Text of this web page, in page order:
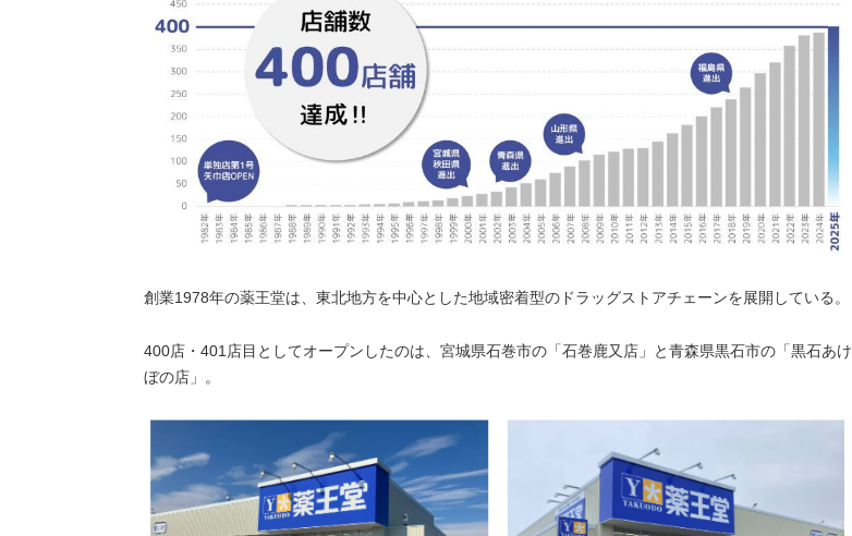
創業1978年の薬王堂は、東北地方を中心とした地域密着型のドラッグストアチェーンを展開している。
400店・401店目としてオープンしたのは、宮城県石巻市の「石巻鹿又店」と青森県黒石市の「黒石あけ
ぼの店」。